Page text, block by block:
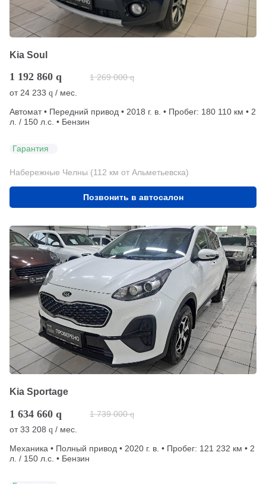
Kia Soul
1 192 860 q 1 269 000 q
от 24 233 q / мес.
Автомат • Передний привод • 2018 г. в. • Пробег: 180 110 км • 2
л. / 150 л.с. • Бензин
Гарантия
Набережные Челны (112 км от Альметьевска)
Позвонить в автосалон
Kia Sportage
1 634 660 q 1 739 000 q
от33 208 q / мес.
Механика • Полный привод • 2020 г. в. • Пробег: 121 232 км • 2
л. / 150 л.с. • Бензин